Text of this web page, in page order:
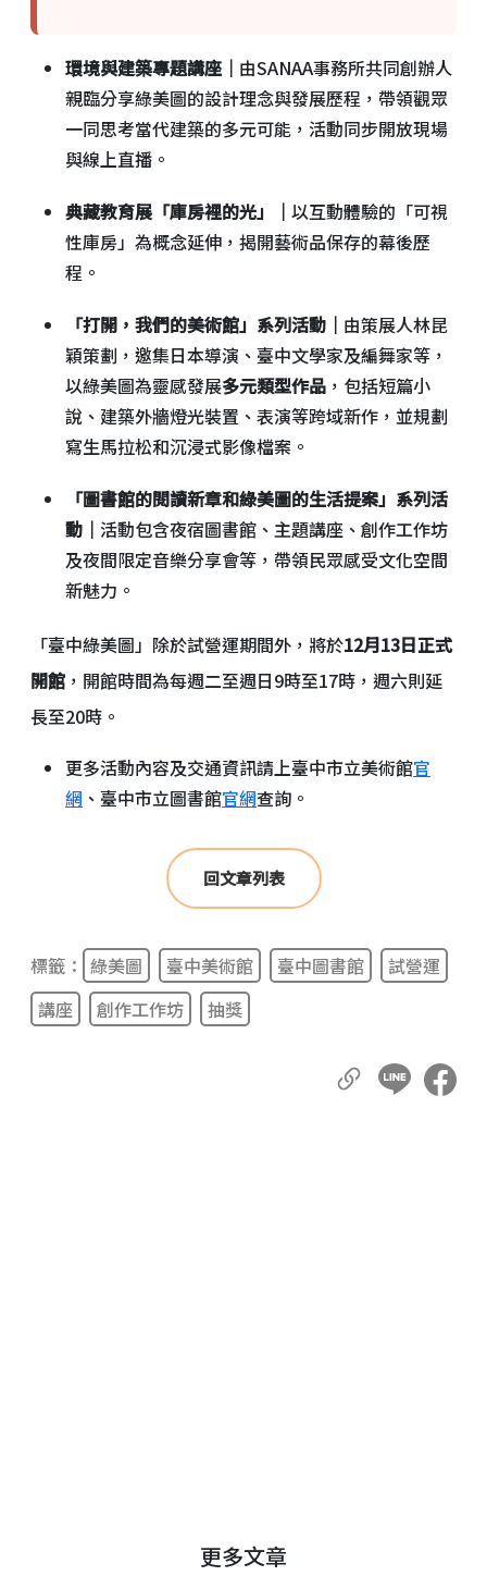
環境與建築專題講座｜ 由SANAA事務所共同創辦人
親臨分享綠美圖的設計理念與發展歷程，帶領觀眾
一同思考當代建築的多元可能，活動同步開放現場
與線上直播。
典藏教育展「庫房裡的光」｜ 以互動體驗的「可視
性庫房」為概念延伸，揭開藝術品保存的幕後歷
程。
「打開，我們的美術館」系列活動｜ 由策展人林昆
穎策劃，邀集日本導演、臺中文學家及編舞家等，
以綠美圖為靈感發展多元類型作品 ，包括短篇小
說、建築外牆燈光裝置、表演等跨域新作，並規劃
寫生馬拉松和沉浸式影像檔案。
「圖書館的閱讀新章和綠美圖的生活提案」系列活
動｜ 活動包含夜宿圖書館、主題講座、創作工作坊
及夜間限定音樂分享會等，帶領民眾感受文化空間
新魅力。
「臺中綠美圖」除於試營運期間外，將於12月13日正式
開館 ，開館時間為每週二至週日9時至17時，週六則延
長至20時。
更多活動內容及交通資訊請上臺中市立美術館官
網 、臺中市立圖書館官網查詢。
回文章列表
標籤： 綠美圖 臺中美術館 臺中圖書館
試營運
講座
創作工作坊 抽獎
更多文章